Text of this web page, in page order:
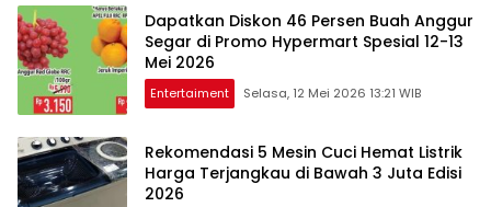
Dapatkan Diskon 46 Persen Buah Anggur
Segar di Promo Hypermart Spesial 12-13
Mei 2026
Entertaiment Selasa, 12 Mei 2026 13:21 WIB
Rekomendasi 5 Mesin Cuci Hemat Listrik
Harga Terjangkau di Bawah 3 Juta Edisi
2026